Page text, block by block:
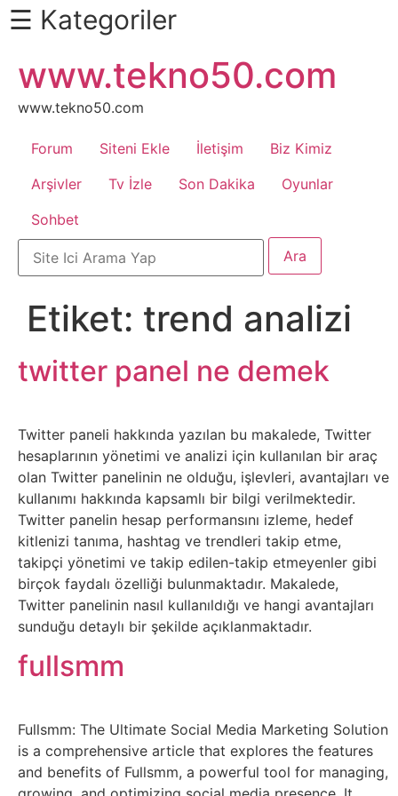
Daha
Fazlası
İçin
Kaydır
Android
Apk
Arabalar
Bankacılık
İşlemleri
Bilgi
Bilgisayar
Bilim
Bitcoin
Bitkiler
Film
Diğer
☰ Kategoriler
atla
www.tekno50.com
www.tekno50.com
Forum Siteni Ekle İletişim
Biz Kimiz
Arşivler
Tv İzle Son Dakika
Oyunlar
Sohbet
Etiket: trend analizi
twitter panel ne demek
Twitter paneli hakkında yazılan bu makalede, Twitter
hesaplarının yönetimi ve analizi için kullanılan bir araç
olan Twitter panelinin ne olduğu, işlevleri, avantajları ve
kullanımı hakkında kapsamlı bir bilgi verilmektedir.
Twitter panelin hesap performansını izleme, hedef
kitlenizi tanıma, hashtag ve trendleri takip etme,
takipçi yönetimi ve takip edilen-takip etmeyenler gibi
birçok faydalı özelliği bulunmaktadır. Makalede,
Twitter panelinin nasıl kullanıldığı ve hangi avantajları
sunduğu detaylı bir şekilde açıklanmaktadır.
fullsmm
Fullsmm: The Ultimate Social Media Marketing Solution
is a comprehensive article that explores the features
and benefits of Fullsmm, a powerful tool for managing,